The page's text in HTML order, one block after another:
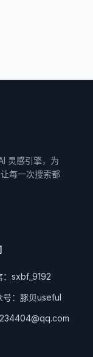
灵感引擎，为
每一次搜索都
：sxbf_9192
号：豚贝useful